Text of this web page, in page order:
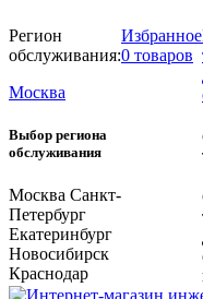
Регион
обслуживания:
Москва
Выбор региона
обслуживания
Москва Санкт-
Петербург
Екатеринбург
Новосибирск
Краснодар
Избранное
0 товаров